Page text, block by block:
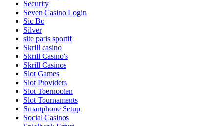
Security
Seven Casino Login
Sic Bo
Silver
site paris sportif
Skrill casino
Skrill Casino's
Skrill Casinos
Slot Games
Slot Providers
Slot Toernooien
Slot Tournaments
Smartphone Setup
Social Casinos